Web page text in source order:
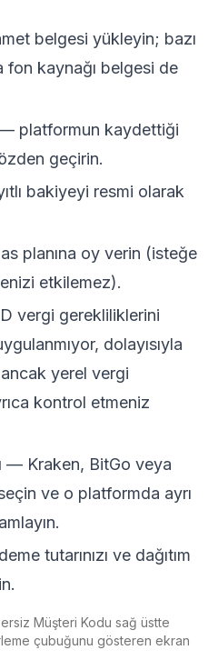
belgesi yükleyin; bazı
fon kaynağı belgesi de
platformun kaydettiği
geçirin.
bakiyeyi resmi olarak
planına oy verin (isteğe
etkilemez).
vergi gerekliliklerini
dolayısıyla
ancak yerel vergi
kontrol etmeniz
— Kraken, BitGo veya
ve o platformda ayrı
tutarınızı ve dağıtım
Müşteri Kodu sağ üstte
çubuğunu gösteren ekran